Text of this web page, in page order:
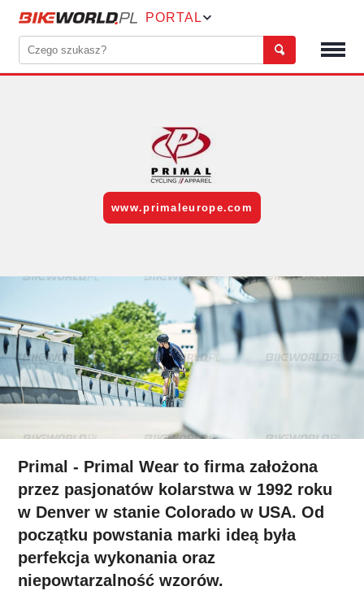
PORTAL
www.primaleurope.com
Primal - Primal Wear to firma założona
przez pasjonatów kolarstwa w 1992 roku
w Denver w stanie Colorado w USA. Od
początku powstania marki ideą była
perfekcja wykonania oraz
niepowtarzalność wzorów.